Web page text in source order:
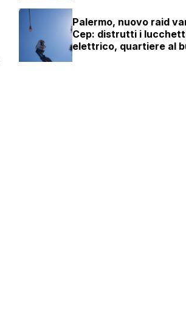
Palermo, nuovo raid
Cep: distrutti i
elettrico, quartiere al